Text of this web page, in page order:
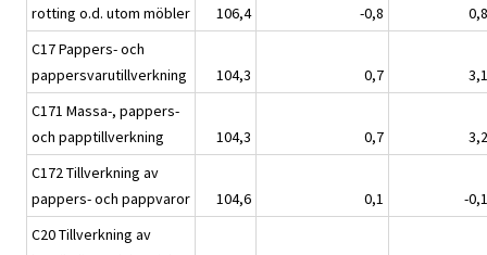
rotting o.d. utom möbler
106,4 -0,8
0,8
C17 Pappers- och
pappersvarutillverkning
104,3 0,7
3,1
C171 Massa-, pappers-
och papptillverkning
104,3 0,7
3,2
C172 Tillverkning av
pappers- och pappvaror
104,6 0,1
-0,1
C20 Tillverkning av